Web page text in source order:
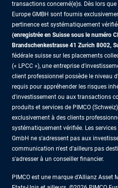
transactions concerné(e)s. Dès lors
Europe GMBH sont fournis
pertinence est systématiquement
(enregistrée en Suisse sous le numéro
Brandschenkestrasse 41 Zurich 8002,
fédérale suisse sur les placements
(« LPCC »), une entreprise
client professionnel possède le niveau
requis pour appréhender les risques
d'investissement ou aux transactions
produits et services de PIMCO
exclusivement à des clients
systématiquement vérifiée. Les
GmbH ne s'adressent pas aux
communication n'est d'ailleurs pas
s'adresser à un conseiller financier.
PIMCO est une marque d’Allianz